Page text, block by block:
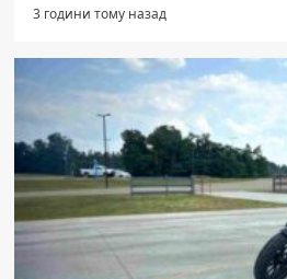
3 години тому назад